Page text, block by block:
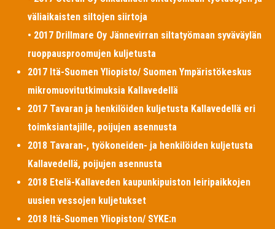
väliaikaisten siltojen siirtoja
• 2017 Drillmare Oy Jännevirran siltatyömaan syväväylän
ruoppausproomujen kuljetusta
2017 Itä-Suomen Yliopisto/ Suomen Ympäristökeskus
mikromuovitutkimuksia Kallavedellä
2017 Tavaran ja henkilöiden kuljetusta Kallavedellä eri
toimksiantajille, poijujen asennusta
2018 Tavaran-, työkoneiden- ja henkilöiden kuljetusta
Kallavedellä, poijujen asennusta
2018 Etelä-Kallaveden kaupunkipuiston leiripaikkojen
uusien vessojen kuljetukset
2018 Itä-Suomen Yliopiston/ SYKE:n